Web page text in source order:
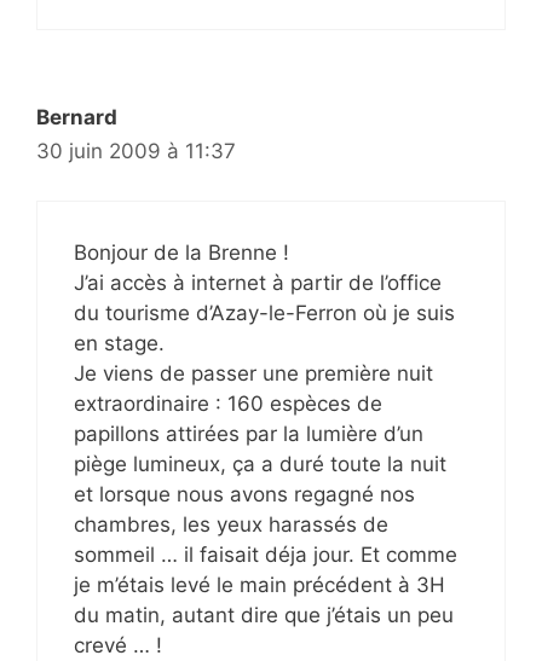
Bernard
30 juin 2009 à 11:37
Bonjour de la Brenne !
J’ai accès à internet à partir de l’office
du tourisme d’Azay-le-Ferron où je suis
en stage.
Je viens de passer une première nuit
extraordinaire : 160 espèces de
papillons attirées par la lumière d’un
piège lumineux, ça a duré toute la nuit
et lorsque nous avons regagné nos
chambres, les yeux harassés de
sommeil … il faisait déja jour. Et comme
je m’étais levé le main précédent à 3H
du matin, autant dire que j’étais un peu
crevé … !